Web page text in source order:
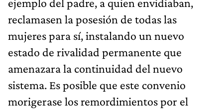
reclamasen la posesión de todas las
mujeres para sí, instalando un nuevo
estado de rivalidad permanente que
amenazara la continuidad del nuevo
sistema. Es posible que este convenio
morigerase los remordimientos por el